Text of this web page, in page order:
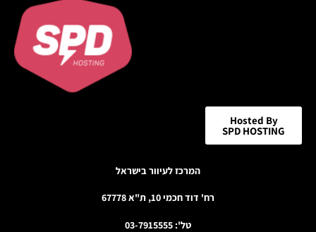
Hosted By
SPD HOSTING
המרכז לעיוור בישראל
רח' דוד חכמי 10, ת"א 67778
טל': 03-7915555